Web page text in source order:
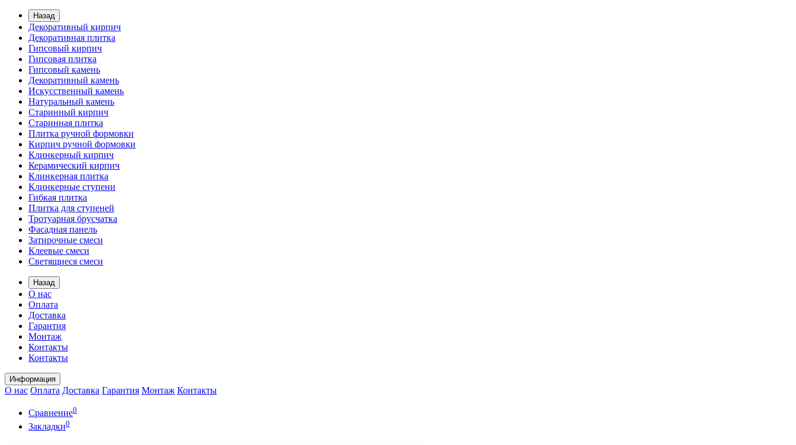
Назад
Декоративный кирпич
Декоративная плитка
Гипсовый кирпич
Гипсовая плитка
Гипсовый камень
Декоративный камень
Искусственный камень
Натуральный камень
Старинный кирпич
Старинная плитка
Плитка ручной формовки
Кирпич ручной формовки
Клинкерный кирпич
Керамический кирпич
Клинкерная плитка
Клинкерные ступени
Гибкая плитка
Плитка для ступеней
Тротуарная брусчатка
Фасадная панель
Затирочные смеси
Клеевые смеси
Светящиеся смеси
Назад
О нас
Оплата
Доставка
Гарантия
Монтаж
Контакты
Контакты
Информация
О нас Оплата Доставка Гарантия Монтаж Контакты
Сравнение0
Закладки0